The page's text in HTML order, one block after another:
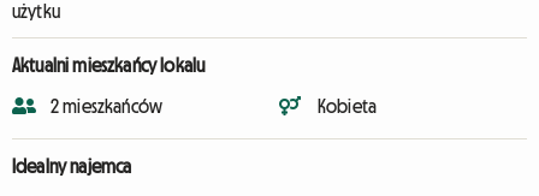
użytku
Aktualni mieszkańcy lokalu
2 mieszkańców Kobieta
Idealny najemca